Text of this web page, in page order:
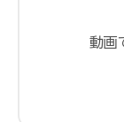
動画